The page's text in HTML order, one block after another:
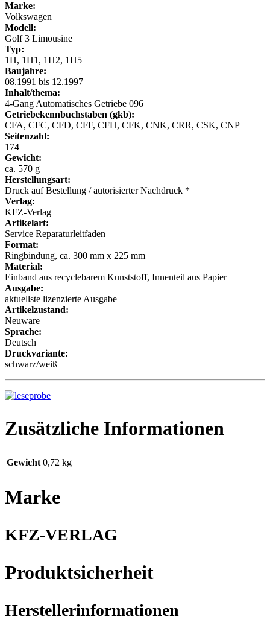
Marke:
Volkswagen
Modell:
Golf 3 Limousine
Typ:
1H, 1H1, 1H2, 1H5
Baujahre:
08.1991 bis 12.1997
Inhalt/thema:
4-Gang Automatisches Getriebe 096
Getriebekennbuchstaben (gkb):
CFA, CFC, CFD, CFF, CFH, CFK, CNK, CRR, CSK, CNP
Seitenzahl:
174
Gewicht:
ca. 570 g
Herstellungsart:
Druck auf Bestellung / autorisierter Nachdruck *
Verlag:
KFZ-Verlag
Artikelart:
Service Reparaturleitfaden
Format:
Ringbindung, ca. 300 mm x 225 mm
Material:
Einband aus recyclebarem Kunststoff, Innenteil aus Papier
Ausgabe:
aktuellste lizenzierte Ausgabe
Artikelzustand:
Neuware
Sprache:
Deutsch
Druckvariante:
schwarz/weiß
Zusätzliche Informationen
Gewicht 0,72 kg
Marke
KFZ-VERLAG
Produktsicherheit
Herstellerinformationen